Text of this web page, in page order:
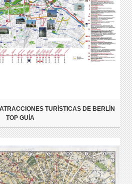
TURÍSTICAS DE BERLÍN
TOP GUÍA